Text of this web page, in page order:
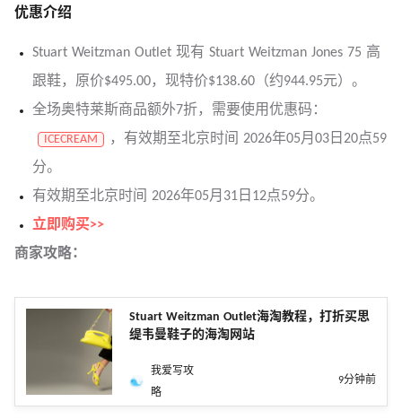
优惠介绍
Stuart Weitzman Outlet 现有 Stuart Weitzman Jones 75 高
跟鞋，原价$495.00，现特价$138.60（约944.95元）。
全场奥特莱斯商品额外7折，需要使用优惠码：
ICECREAM
，有效期至北京时间 2026年05月03日20点59
分。
有效期至北京时间 2026年05月31日12点59分。
立即购买>>
商家攻略：
Stuart Weitzman Outlet海淘教程，打折买思
缇韦曼鞋子的海淘网站
我爱写攻
略
9分钟前